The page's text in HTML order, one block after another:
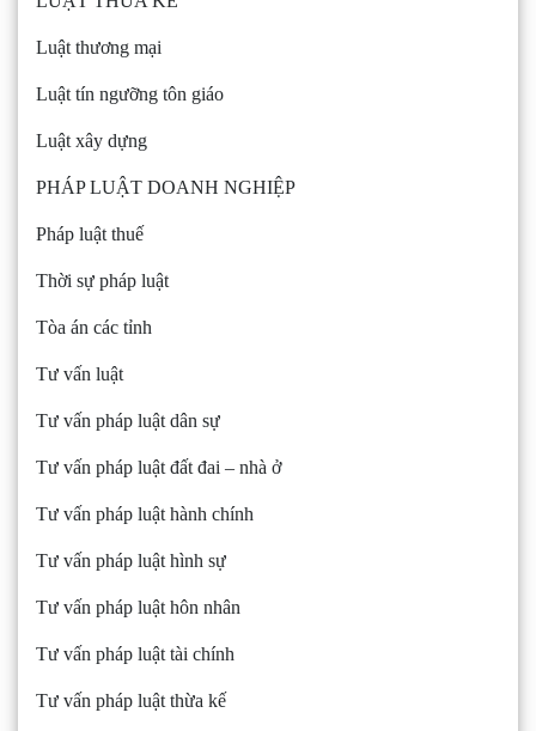
Luật thương mại
Luật tín ngưỡng tôn giáo
Luật xây dựng
PHÁP LUẬT DOANH NGHIỆP
Pháp luật thuế
Thời sự pháp luật
Tòa án các tỉnh
Tư vấn luật
Tư vấn pháp luật dân sự
Tư vấn pháp luật đất đai – nhà ở
Tư vấn pháp luật hành chính
Tư vấn pháp luật hình sự
Tư vấn pháp luật hôn nhân
Tư vấn pháp luật tài chính
Tư vấn pháp luật thừa kế